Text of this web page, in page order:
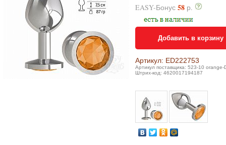
EASY-Бонус 58 р.
Добавить в корзину
Артикул: ED222753
Артикул поставщика: 523-10 orange-
Штрих-код: 4620017194187